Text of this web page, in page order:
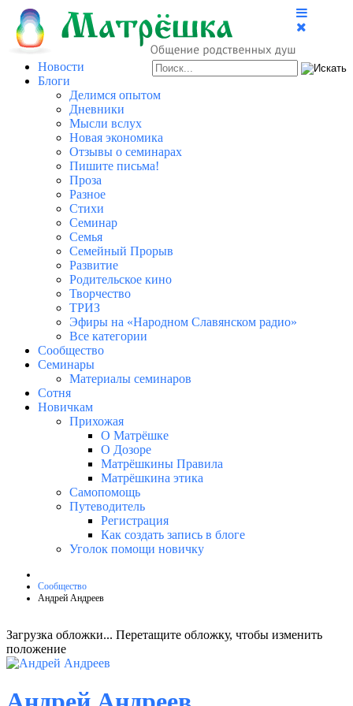
Новости
Блоги
Делимся опытом
Дневники
Мысли вслух
Новая экономика
Отзывы о семинарах
Пишите письма!
Проза
Разное
Стихи
Семинар
Семья
Семейный Прорыв
Развитие
Родительское кино
Творчество
ТРИЗ
Эфиры на «Народном Славянском радио»
Все категории
Сообщество
Семинары
Материалы семинаров
Сотня
Новичкам
Прихожая
О Матрёшке
О Дозоре
Матрёшкины Правила
Матрёшкина этика
Самопомощь
Путеводитель
Регистрация
Как создать запись в блоге
Уголок помощи новичку
Сообщество
Андрей Андреев
Загрузка обложки... Перетащите обложку, чтобы изменить
положение